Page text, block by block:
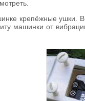
крепёжные ушки.
машинки от